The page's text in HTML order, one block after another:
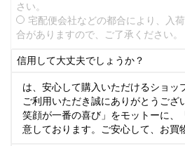
さい。
宅配便会社などの都合により、入
合がありますので、ご了承ください。
信用して大丈夫でしょうか？
は、安心して購入いただけるショッ
ご利用いただき誠にありがとうござ
笑顔が一番の喜び」をモットーに、
意しております。ご安心して、お買